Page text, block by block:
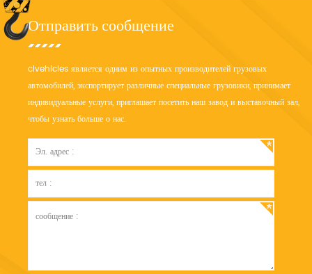
Отправить сообщение
clvehicles является одним из опытных производителей грузовых
автомобилей, экспортирует различные специальные грузовики, принимает
индивидуальные услуги, приглашает посетить наш завод и выставочный зал,
чтобы узнать больше о нас.